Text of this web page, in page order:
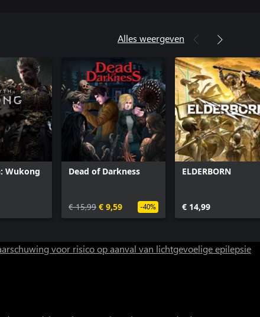
Alles weergeven
Wukong Dead of Darkness
€ 15,99 € 9,59 -40%
ELDERBORN
€ 14,99
voor risico op aanval van lichtgevoelige epilepsie